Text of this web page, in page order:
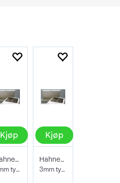
Kjøp
Hahnemühle Archive & Portfoliobox A2
3mm tykkelse 605x435x35 mm
Kjøp
Hahnemühle Archive & Portfoliobox A3+
3mm tykkelse 32,9 x 48,3 cm